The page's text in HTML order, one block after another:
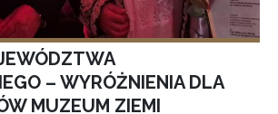
– WYRÓŻNIENIA DLA
MUZEUM ZIEMI